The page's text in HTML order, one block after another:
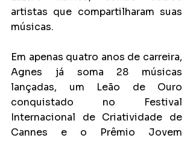
artistas que compartilharam suas
músicas.
Em apenas quatro anos de carreira,
Agnes já soma 28 músicas
lançadas, um Leão de Ouro
conquistado no Festival
Internacional de Criatividade de
Cannes e o Prêmio Jovem